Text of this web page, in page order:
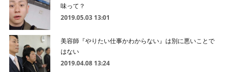
味って？
2019.05.03 13:01
美容師『やりたい仕事かわからない』は別に悪いことで
はない
2019.04.08 13:24